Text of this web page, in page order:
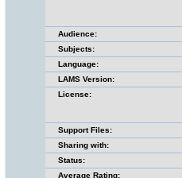
Audience:
Subjects:
Language:
LAMS Version:
License:
Support Files:
Sharing with:
Status:
Average Rating: